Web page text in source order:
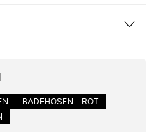
BADEHOSEN - ROT